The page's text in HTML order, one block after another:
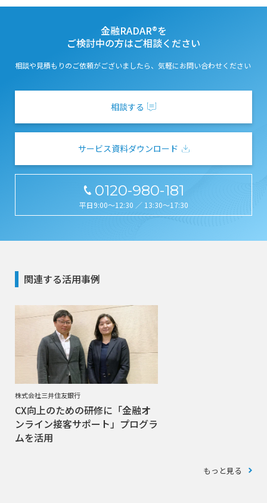
金融RADAR®を
ご検討中の方はご相談ください
相談や見積もりのご依頼がございましたら、気軽にお問い合わせください
相談する
サービス資料ダウンロード
0120-980-181
平日9:00～12:30 ／ 13:30～17:30
関連する活用事例
株式会社三井住友銀行
CX向上のための研修に「金融オ
ンライン接客サポート」プログラ
ムを活用
もっと見る